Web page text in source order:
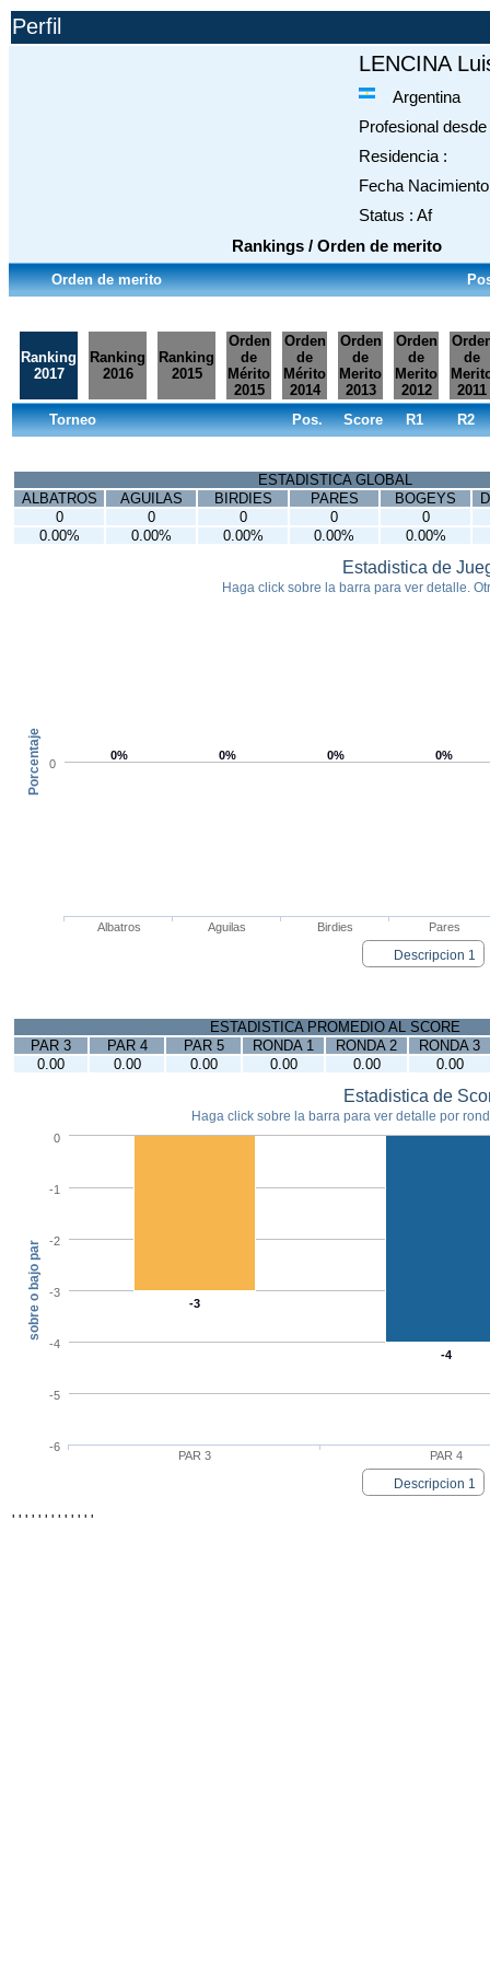
Perfil
LENCINA
Argentina
Profesional desde
Residencia :
Fecha
Status : Af
Rankings / Orden de merito
Orden de merito
Ranking
2017
Ranking
2016
Ranking
2015
Orden
de
Mérito
2015
Orden
de
Mérito
2014
Orden
de
Merito
2013
Orden
de
Merito
2012
de
2011
Torneo
Pos. Score R1 R2
ESTADISTICA GLOBAL
ALBATROS
AGUILAS BIRDIES PARES BOGEYS
0
0 0 0
0
0.00%
0.00% 0.00% 0.00% 0.00%
Porcentaje
Estadistica de
Haga click sobre la barra para ver detalle.
0% 0% 0% 0%
Descripcion 1
Albatros Aguilas Birdies Pares
0
ESTADISTICA PROMEDIO AL SCORE
PAR 3
PAR 4 PAR 5 RONDA 1 RONDA 2
RONDA 3
0.00
0.00 0.00 0.00 0.00 0.00
sobre o bajo par
Estadistica de
Haga click sobre la barra para ver detalle por
-3
-4
Descripcion 1
PAR 3 PAR 4
-6
-5
-4
-3
-2
-1
0
' ' ' ' ' ' ' ' ' ' ' ' '